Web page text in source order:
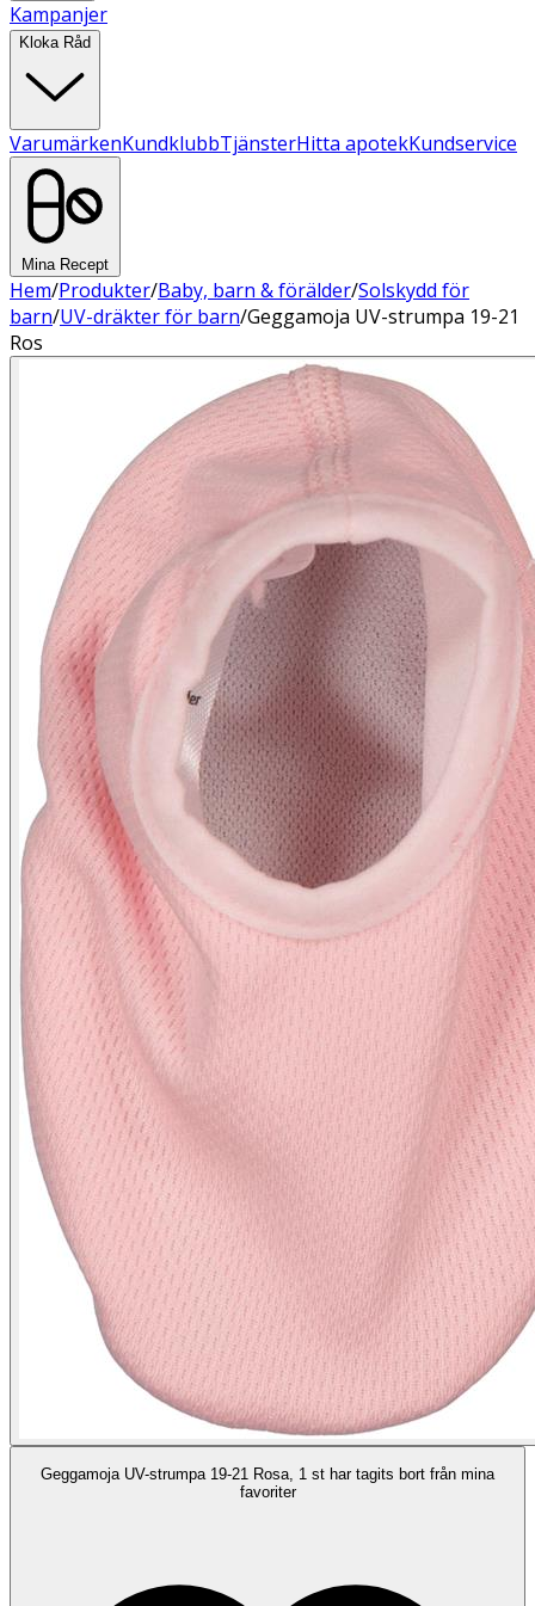
Kampanjer
Kloka Råd
VarumärkenKundklubbTjänsterHitta apotekKundservice
Mina Recept
Hem/Produkter/Baby, barn & förälder/Solskydd för
barn/UV-dräkter för barn/Geggamoja UV-strumpa 19-21
Ros
Geggamoja UV-strumpa 19-21 Rosa, 1 st har tagits bort från mina
favoriter